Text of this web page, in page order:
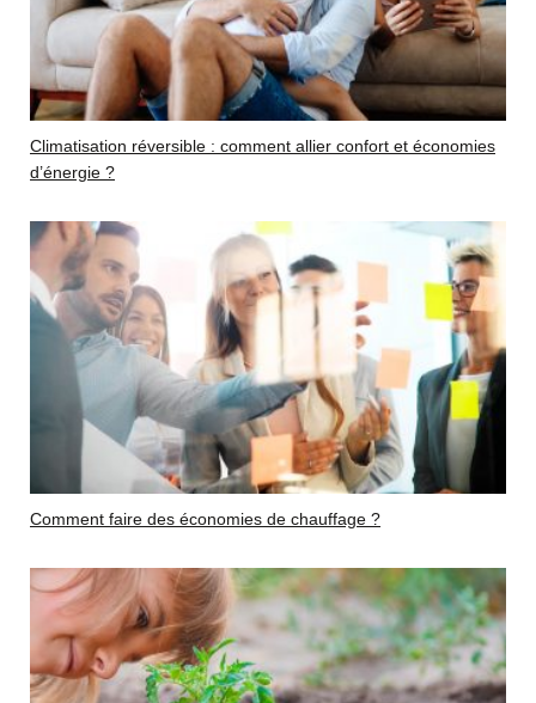
Climatisation réversible : comment allier confort et économies
d’énergie ?
Comment faire des économies de chauffage ?